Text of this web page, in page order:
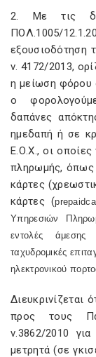
2. Με τις
ΠΟΛ.1005/
εξουσιοδότηση
ν. 4172/2013,
η μείωση φόρου
ο
δαπάνες
ημεδαπή ή σε
Ε.Ο.Χ., οι
πληρωμής, όπως
κάρτες
κάρτες (prepaid
Υπηρεσιών
εντολές
ταχυδρομικές
ηλεκτρονικού
προς τους
ν.3862/2010
μετρητά (σε